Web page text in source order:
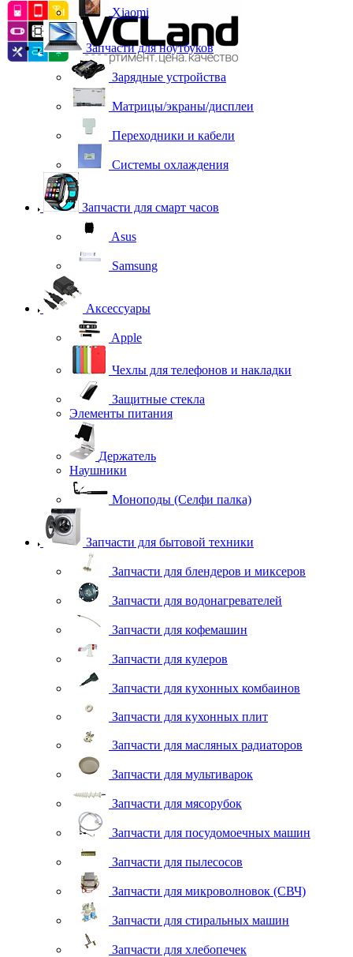
Xiaomi
Запчасти для ноутбуков
Зарядные устройства
Матрицы/экраны/дисплеи
Переходники и кабели
Системы охлаждения
Запчасти для смарт часов
Asus
Samsung
Аксессуары
Apple
Чехлы для телефонов и накладки
Защитные стекла
Элементы питания
Держатель
Наушники
Моноподы (Селфи палка)
Запчасти для бытовой техники
Запчасти для блендеров и миксеров
Запчасти для водонагревателей
Запчасти для кофемашин
Запчасти для кулеров
Запчасти для кухонных комбаинов
Запчасти для кухонных плит
Запчасти для масляных радиаторов
Запчасти для мультиварок
Запчасти для мясорубок
Запчасти для посудомоечных машин
Запчасти для пылесосов
Запчасти для микроволновок (СВЧ)
Запчасти для стиральных машин
Запчасти для хлебопечек